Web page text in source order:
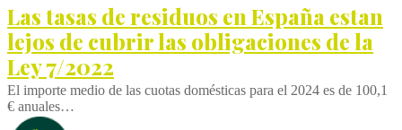
Las tasas de residuos en España estan
lejos de cubrir las obligaciones de la
Ley 7/2022
El importe medio de las cuotas domésticas para el 2024 es de 100,1
€ anuales…